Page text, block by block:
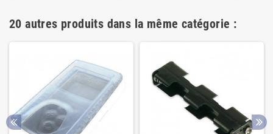
20 autres produits dans la même catégorie :